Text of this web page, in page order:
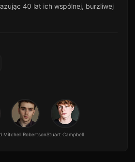
40 lat ich wspólnej, burzliwej
Mitchell RobertsonStuart Campbell